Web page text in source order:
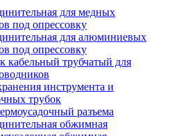
для медных
под опрессовку
для алюминиевых
под опрессовку
кабельный трубчатый для
инструмента и
трубок
разъема
обжимная